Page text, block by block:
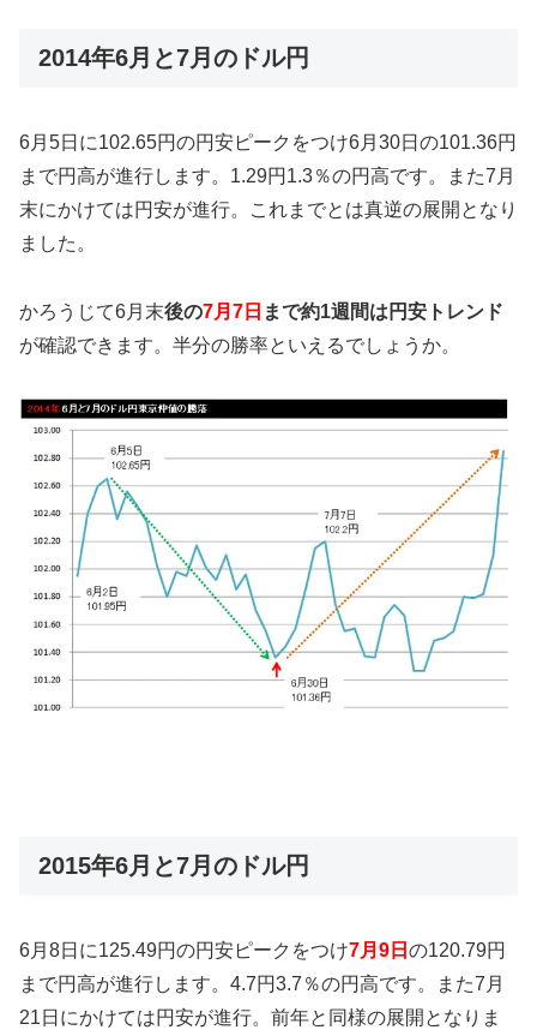
2014年6月と7月のドル円
6月5日に102.65円の円安ピークをつけ6月30日の101.36円
まで円高が進行します。1.29円1.3％の円高です。また7月
末にかけては円安が進行。これまでとは真逆の展開となり
ました。
かろうじて6月末後の7月7日 まで約1週間は円安トレンド
が確認できます。半分の勝率といえるでしょうか。
2015年6月と7月のドル円
6月8日に125.49円の円安ピークをつけ7月9日 の120.79円
まで円高が進行します。4.7円3.7％の円高です。また7月
21日にかけては円安が進行。前年と同様の展開となりま